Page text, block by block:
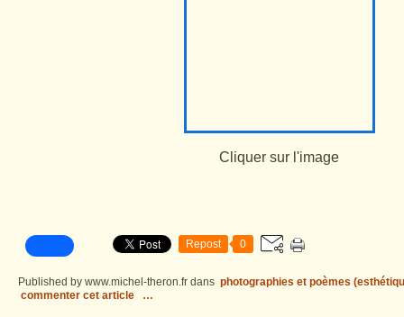
Cliquer sur l'image
Repost 0
Published by www.michel-theron.fr dans photographies et poèmes
commenter cet article
…